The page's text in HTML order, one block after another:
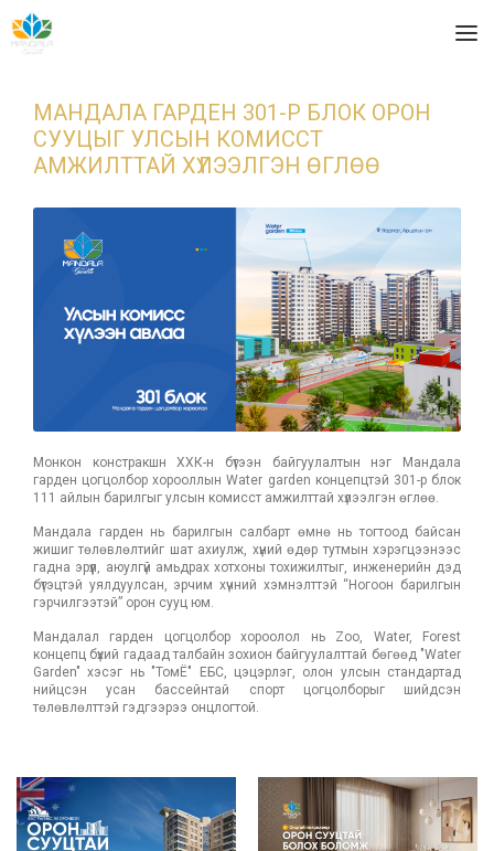
МАНДАЛА ГАРДЕН 301-Р БЛОК ОРОН
СУУЦЫГ УЛСЫН КОМИССТ
АМЖИЛТТАЙ ХҮЛЭЭЛГЭН ӨГЛӨӨ
Монкон констракшн ХХК-н бүтээн байгуулалтын нэг Мандала
гарден цогцолбор хорооллын Water garden концепцтэй 301-р блок
111 айлын барилгыг улсын комисст амжилттай хүлээлгэн өглөө.
Мандала гарден нь барилгын салбарт өмнө нь тогтоод байсан
жишиг төлөвлөлтийг шат ахиулж, хүний өдөр тутмын хэрэгцээнээс
гадна эрүүл, аюулгүй амьдрах хотхоны тохижилтыг, инженерийн дэд
бүтэцтэй уялдуулсан, эрчим хүчний хэмнэлттэй “Ногоон барилгын
гэрчилгээтэй” орон сууц юм.
Мандалал гарден цогцолбор хороолол нь Zoo, Water, Forest
концепц бүхий гадаад талбайн зохион байгуулалттай бөгөөд "Water
Garden" хэсэг нь "ТомЁ" ЕБС, цэцэрлэг, олон улсын стандартад
нийцсэн усан бассейнтай спорт цогцолборыг шийдсэн
төлөвлөлттэй гэдгээрээ онцлогтой.